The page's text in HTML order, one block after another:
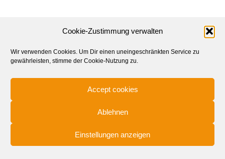
Cookie-Zustimmung verwalten
Wir verwenden Cookies. Um Dir einen uneingeschränkten Service zu
gewährleisten, stimme der Cookie-Nutzung zu.
Accept cookies
Ablehnen
Einstellungen anzeigen